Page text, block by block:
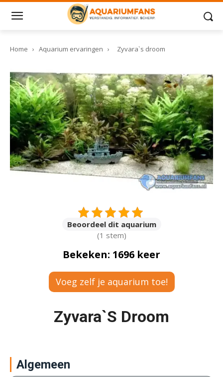
Home › Aquarium ervaringen › Zyvara`s droom
Beoordeel dit aquarium
(1 stem)
Bekeken: 1696 keer
Voeg zelf je aquarium toe!
Zyvara`s Droom
Algemeen